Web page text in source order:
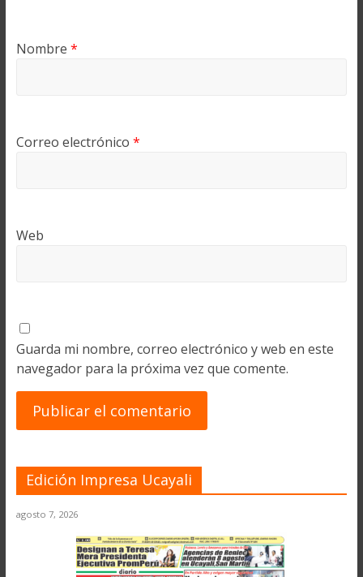
Nombre *
Correo electrónico *
Web
Guarda mi nombre, correo electrónico y web en este
navegador para la próxima vez que comente.
Edición Impresa Ucayali
agosto 7, 2026